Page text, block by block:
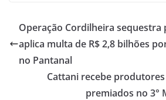
Operação Cordilheira sequestra
aplica multa de R$ 2,8 bilhões
no Pantanal
Cattani recebe
premiados no 3°